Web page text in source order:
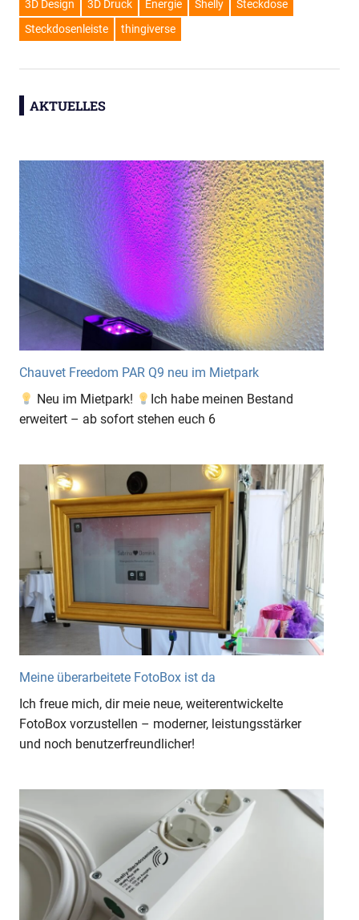
3D Design 3D Druck Energie Shelly
Steckdose
Steckdosenleiste
thingiverse
AKTUELLES
Chauvet Freedom PAR Q9 neu im Mietpark
Neu im Mietpark!
Ich habe meinen Bestand
erweitert – ab sofort stehen euch 6
Meine überarbeitete FotoBox ist da
Ich freue mich, dir meie neue, weiterentwickelte
FotoBox vorzustellen – moderner, leistungsstärker
und noch benutzerfreundlicher!